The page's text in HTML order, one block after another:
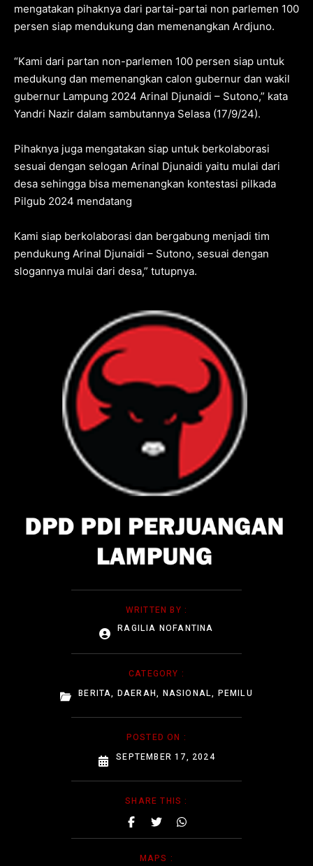
WRITTEN BY :
RAGILIA NOFANTINA
CATEGORY :
BERITA, DAERAH, NASIONAL, PEMILU
POSTED ON :
SEPTEMBER 17, 2024
SHARE THIS :
MAPS :
mengatakan pihaknya dari partai-partai non parlemen 100
persen siap mendukung dan memenangkan Ardjuno.
“Kami dari partan non-parlemen 100 persen siap untuk
medukung dan memenangkan calon gubernur dan wakil
gubernur Lampung 2024 Arinal Djunaidi – Sutono,” kata
Yandri Nazir dalam sambutannya Selasa (17/9/24).
Pihaknya juga mengatakan siap untuk berkolaborasi
sesuai dengan selogan Arinal Djunaidi yaitu mulai dari
desa sehingga bisa memenangkan kontestasi pilkada
Pilgub 2024 mendatang
Kami siap berkolaborasi dan bergabung menjadi tim
pendukung Arinal Djunaidi – Sutono, sesuai dengan
slogannya mulai dari desa,” tutupnya.